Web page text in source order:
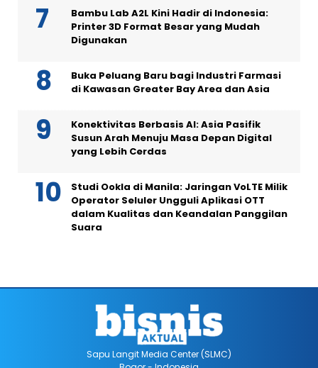
Bambu Lab A2L Kini Hadir di Indonesia:
Printer 3D Format Besar yang Mudah
Digunakan
Buka Peluang Baru bagi Industri Farmasi
di Kawasan Greater Bay Area dan Asia
Konektivitas Berbasis AI: Asia Pasifik
Susun Arah Menuju Masa Depan Digital
yang Lebih Cerdas
Studi Ookla di Manila: Jaringan VoLTE Milik
Operator Seluler Ungguli Aplikasi OTT
dalam Kualitas dan Keandalan Panggilan
Suara
Sapu Langit Media Center (SLMC)